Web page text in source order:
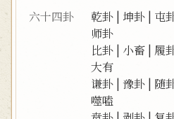
六十四卦
乾卦 | 坤卦 | 屯
师卦
比卦 | 小畜 | 履
大有
谦卦 |豫卦 | 随
噬嗑